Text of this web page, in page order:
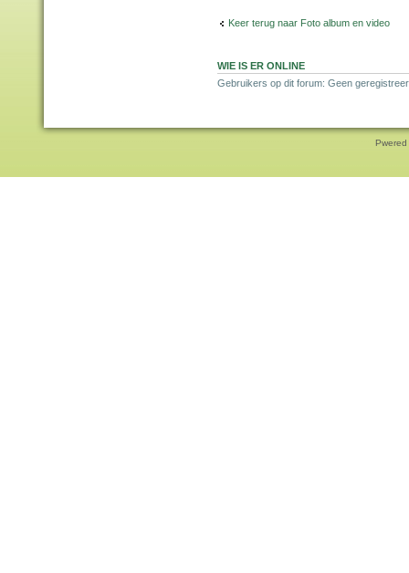
Keer terug naar Foto album en video
WIE IS ER ONLINE
Gebruikers op dit forum: Geen